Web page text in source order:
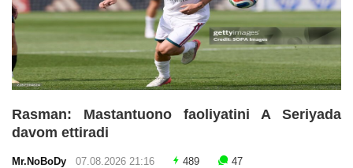
Rasman: Mastantuono faoliyatini A Seriyada
davom ettiradi
Mr.NoBoDy 07.08.2026 21:16 489 47